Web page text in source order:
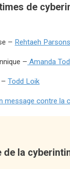
de
– Rehtaeh Parsons
– Amanda
–Todd Loik
message contre la
de la